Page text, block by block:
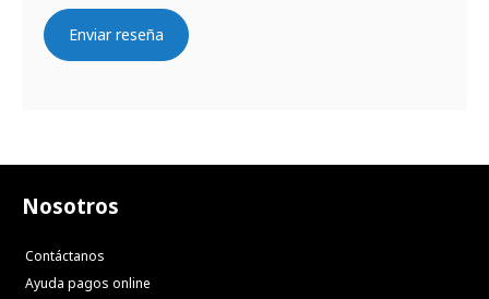
Enviar reseña
Nosotros
Contáctanos
Ayuda pagos online